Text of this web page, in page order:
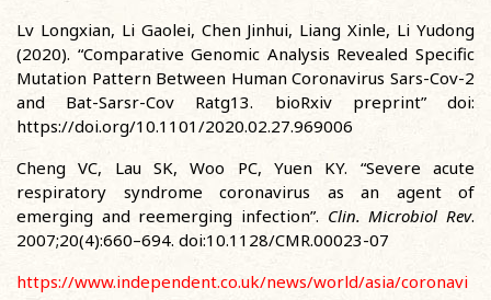
Lv Longxian, Li Gaolei, Chen Jinhui, Liang Xinle, Li Yudong
(2020). “Comparative Genomic Analysis Revealed Specific
Mutation Pattern Between Human Coronavirus Sars-Cov-2
and Bat-Sarsr-Cov Ratg13. bioRxiv preprint” doi:
https://doi.org/10.1101/2020.02.27.969006
Cheng VC, Lau SK, Woo PC, Yuen KY. “Severe acute
respiratory syndrome coronavirus as an agent of
emerging and reemerging infection”. Clin. Microbiol Rev.
2007;20(4):660–694. doi:10.1128/CMR.00023-07
https://www.independent.co.uk/news/world/asia/coronavi